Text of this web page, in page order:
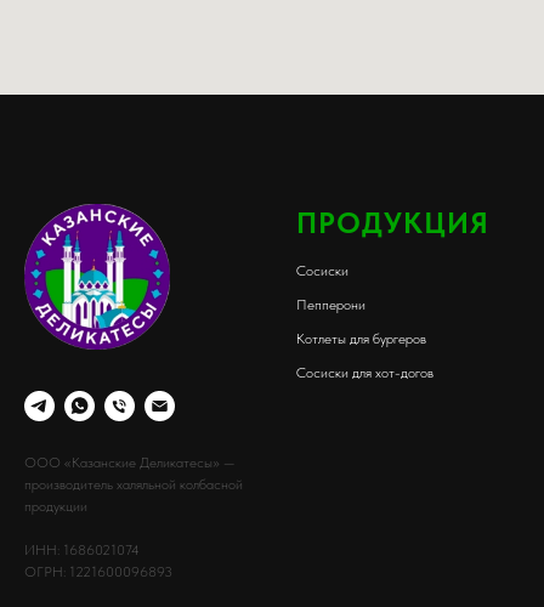
ООО «Казанские Деликатесы» —
производитель халяльной колбасной
продукции
ИНН: 1686021074
ОГРН: 1221600096893
ПРОДУКЦИЯ
Сосиски
Пепперони
Котлеты для бургеров
Сосиски для хот-догов